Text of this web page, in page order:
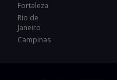
Fortaleza
Rio de
Janeiro
Campinas